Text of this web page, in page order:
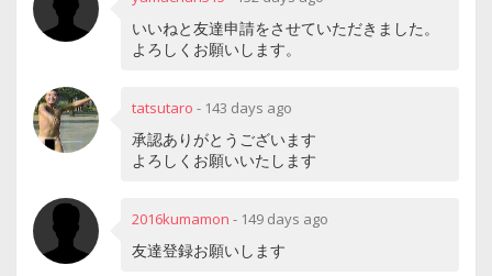
いいねと友達申請をさせていただきました。
よろしくお願いします。
tatsutaro - 143 days ago
承認ありがとうございます
よろしくお願いいたします
2016kumamon - 149 days ago
友達登録お願いします